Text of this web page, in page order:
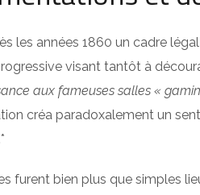
les années 1860 un cadre
visant tantôt à
aux fameuses salles «
créa paradoxalement un
furent bien plus que simples